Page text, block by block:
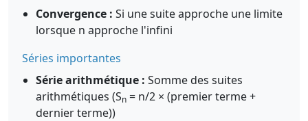
Convergence : Si une suite approche une limite
lorsque n approche l'infini
Séries importantes
Série arithmétique : Somme des suites
arithmétiques (Sn = n/2 × (premier terme +
dernier terme))